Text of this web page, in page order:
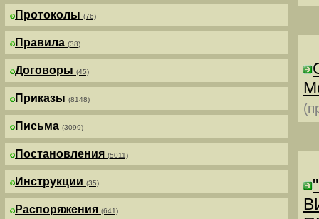
Протоколы (76)
Правила (38)
Договоры (45)
Приказы (8148)
Письма (3099)
Постановления (5011)
Инструкции (35)
Распоряжения (641)